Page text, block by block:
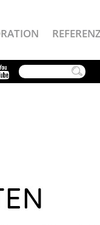
YouTube